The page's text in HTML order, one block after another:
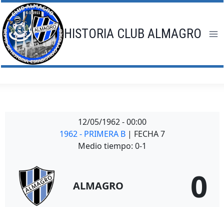
Saltar
al
contenido
HISTORIA CLUB ALMAGRO
12/05/1962 - 00:00
1962 - PRIMERA B | FECHA 7
Medio tiempo: 0-1
ALMAGRO 0